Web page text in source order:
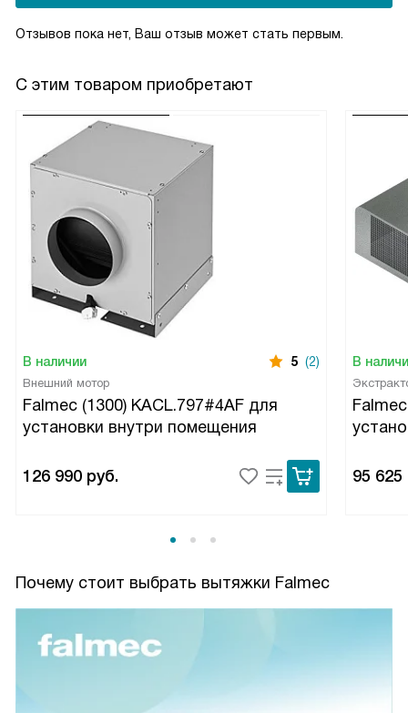
Отзывов пока нет, Ваш отзыв может стать первым.
С этим товаром приобретают
В наличии 5 (2)
Внешний мотор
Falmec (1300) KACL.797#4AF для
установки внутри помещения
126 990 руб.
В
95 625
Почему стоит выбрать вытяжки Falmec